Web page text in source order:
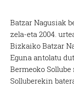
Batzar Nagusiak
zela-eta 2004.
Bizkaiko Batzar
Eguna antolatu
Bermeoko
Solluberekin